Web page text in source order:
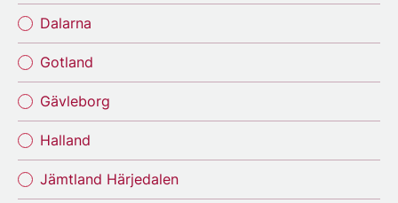
Dalarna
Gotland
Gävleborg
Halland
Jämtland Härjedalen